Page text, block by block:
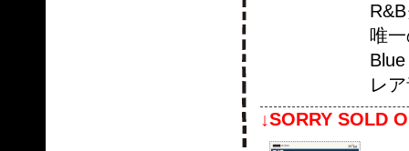
唯
レ
↓SORRY SOLD